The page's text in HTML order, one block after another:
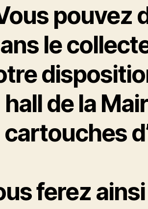
pouvez
le
hall de la
cartouches
ferez